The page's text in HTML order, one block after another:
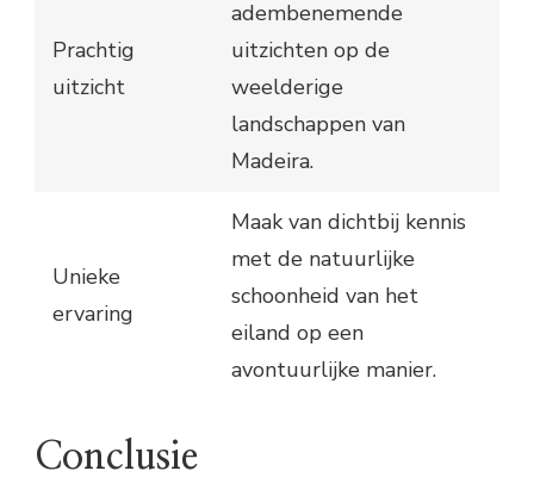
Prachtig
uitzicht
adembenemende
uitzichten op de
weelderige
landschappen van
Madeira.
Unieke
ervaring
Maak van dichtbij kennis
met de natuurlijke
schoonheid van het
eiland op een
avontuurlijke manier.
Conclusie